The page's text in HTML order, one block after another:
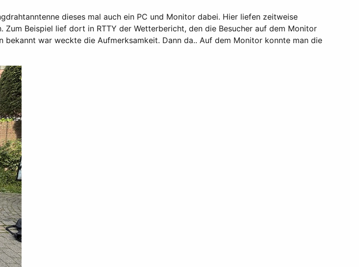
dieses mal auch ein PC und Monitor dabei. Hier liefen zeitweise
Zum Beispiel lief dort in RTTY der Wetterbericht, den die Besucher auf dem Monitor
war weckte die Aufmerksamkeit. Dann da.. Auf dem Monitor konnte man die